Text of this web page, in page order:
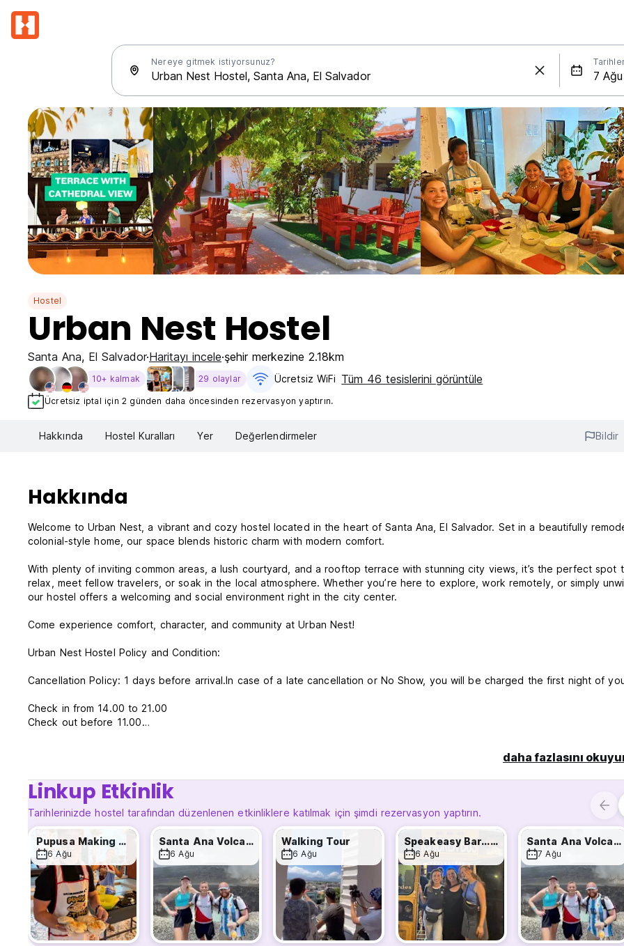
Nereye gitmek istiyorsunuz?
Hostel
Urban Nest Hostel
Santa Ana, El Salvador Haritayı incele şehir merkezine 2.18km
10+ kalmak 29 olaylar Ücretsiz WiFi Tüm 46 tesislerini görüntüle
Ücretsiz iptal için 2 günden daha öncesinden rezervasyon yaptırın.
Hakkında Hostel Kuralları Yer Değerlendirmeler Bildir
Hakkında
Welcome to Urban Nest, a vibrant and cozy hostel located in the heart of Santa Ana, El Salvador. Set in a beautifully
colonial-style home, our space blends historic charm with modern comfort.
With plenty of inviting common areas, a lush courtyard, and a rooftop terrace with stunning city views, it’s the perfect spot
relax, meet fellow travelers, or soak in the local atmosphere. Whether you’re here to explore, work remotely, or simply
our hostel offers a welcoming and social environment right in the city center.
Come experience comfort, character, and community at Urban Nest!
Urban Nest Hostel Policy and Condition:
Cancellation Policy: 1 days before arrival.In case of a late cancellation or No Show, you will be charged the first night of
Check in from 14.00 to 21.00
Check out before 11.00
Breakfast not included
Reception from 08.00 to 21.00
No special conditions
daha fazlasını
Linkup Etkinlik
Tarihlerinizde hostel tarafından düzenlenen etkinliklere katılmak için şimdi rezervasyon yaptırın.
Pupusa Making Class
6 Ağu
Santa Ana Volcano / Lake Tour
6 Ağu
Walking Tour
6 Ağu
Speakeasy Bar... 1ST Drink FREE
6 Ağu
Santa Ana Volcano / Lake Tour
7 Ağu